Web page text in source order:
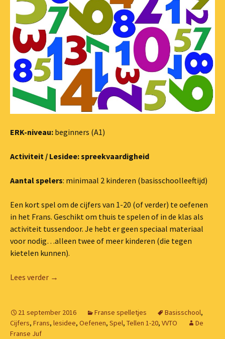
ERK-niveau: beginners (A1)
Activiteit / Lesidee: spreekvaardigheid
Aantal spelers: minimaal 2 kinderen (basisschoolleeftijd)
Een kort spel om de cijfers van 1-20 (of verder) te oefenen
in het Frans. Geschikt om thuis te spelen of in de klas als
activiteit tussendoor. Je hebt er geen speciaal materiaal
voor nodig…alleen twee of meer kinderen (die tegen
kietelen kunnen).
Lees verder Getallenspel #4: “Chiffre dans le dos”
→
21 september 2016 Franse spelletjes Basisschool,
Cijfers, Frans, lesidee, Oefenen, Spel, Tellen 1-20, VVTO
De
Franse Juf